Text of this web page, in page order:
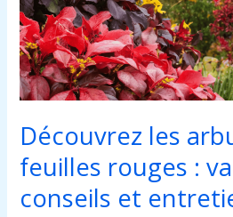
Découvrez les
feuilles rouges :
conseils et
rouges
:
variétés,
conseils
et